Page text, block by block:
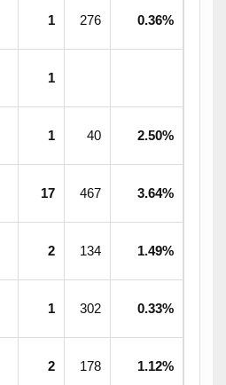
1 276 0.36%
1
1 40 2.50%
17 467 3.64%
2 134 1.49%
1 302 0.33%
2 178 1.12%